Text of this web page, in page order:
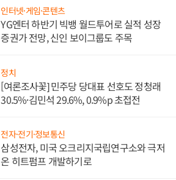
인터넷·게임·콘텐츠
YG엔터 하반기 빅뱅 월드투어로 실적 성장
증권가 전망, 신인 보이그룹도 주목
정치
[여론조사꽃] 민주당 당대표 선호도 정청래
30.5%·김민석 29.6%, 0.9%p 초접전
전자·전기·정보통신
삼성전자, 미국 오크리지국립연구소와 극저
온 히트펌프 개발하기로